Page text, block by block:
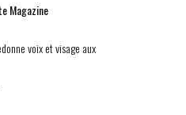
Magazine
voix et visage aux